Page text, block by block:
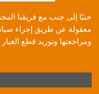
جنبًا إلى جنب مع فريقنا
معقولة عن طريق إجراء
ومراجعتها وتوريد قطع